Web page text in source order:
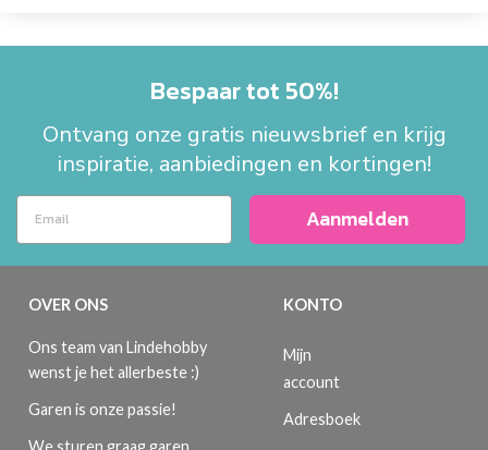
Bespaar tot 50%!
Ontvang onze gratis nieuwsbrief en krijg
inspiratie, aanbiedingen en kortingen!
Aanmelden
OVER ONS
Ons team van Lindehobby
wenst je het allerbeste :)
Garen is onze passie!
We sturen graag garen
KONTO
Mijn
account
Adresboek